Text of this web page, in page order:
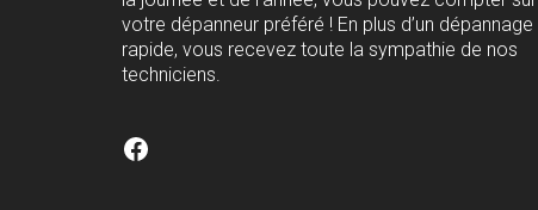
votre dépanneur préféré ! En plus d’un dépannage
rapide, vous recevez toute la sympathie de nos
techniciens.
Facebook